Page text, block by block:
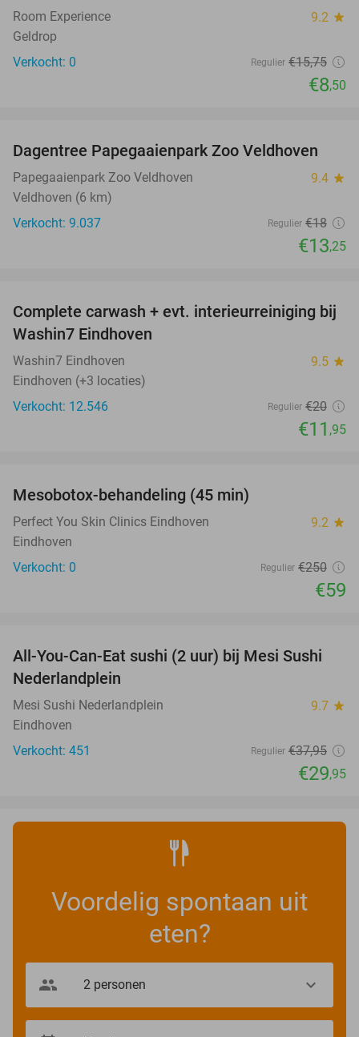
Room Experience 9.2 star
Geldrop
Verkocht: 0
Regulier €15,75
€8,50
26%
Dagentree Papegaaienpark Zoo Veldhoven
Papegaaienpark Zoo Veldhoven 9.4 star
Veldhoven (6 km)
Verkocht: 9.037
Regulier €18
€13,25
40%
Complete carwash + evt. interieurreiniging bij
Washin7 Eindhoven
Washin7 Eindhoven 9.5 star
Eindhoven (+3 locaties)
Verkocht: 12.546
Regulier €20
€11 ,95
TODAY
Mesobotox-behandeling (45 min)
Perfect You Skin Clinics Eindhoven 9.2 star
Eindhoven
Verkocht: 0
Regulier €250
€59
21%
All-You-Can-Eat sushi (2 uur) bij Mesi Sushi
Nederlandplein
Mesi Sushi Nederlandplein 9.7 star
Eindhoven
Verkocht: 451
Regulier €37,95
€29,95
Voordelig spontaan uit
eten?